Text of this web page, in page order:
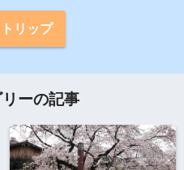
リップ
ーの記事